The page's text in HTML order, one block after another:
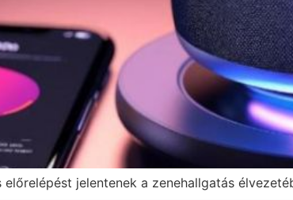
jelentenek a zenehallgatás